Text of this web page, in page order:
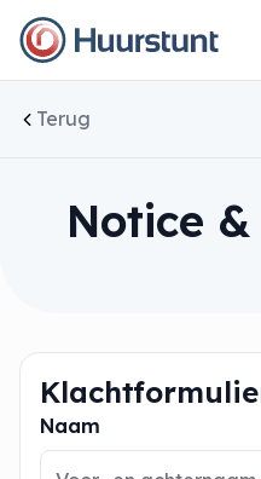
Terug
Notice
Naam